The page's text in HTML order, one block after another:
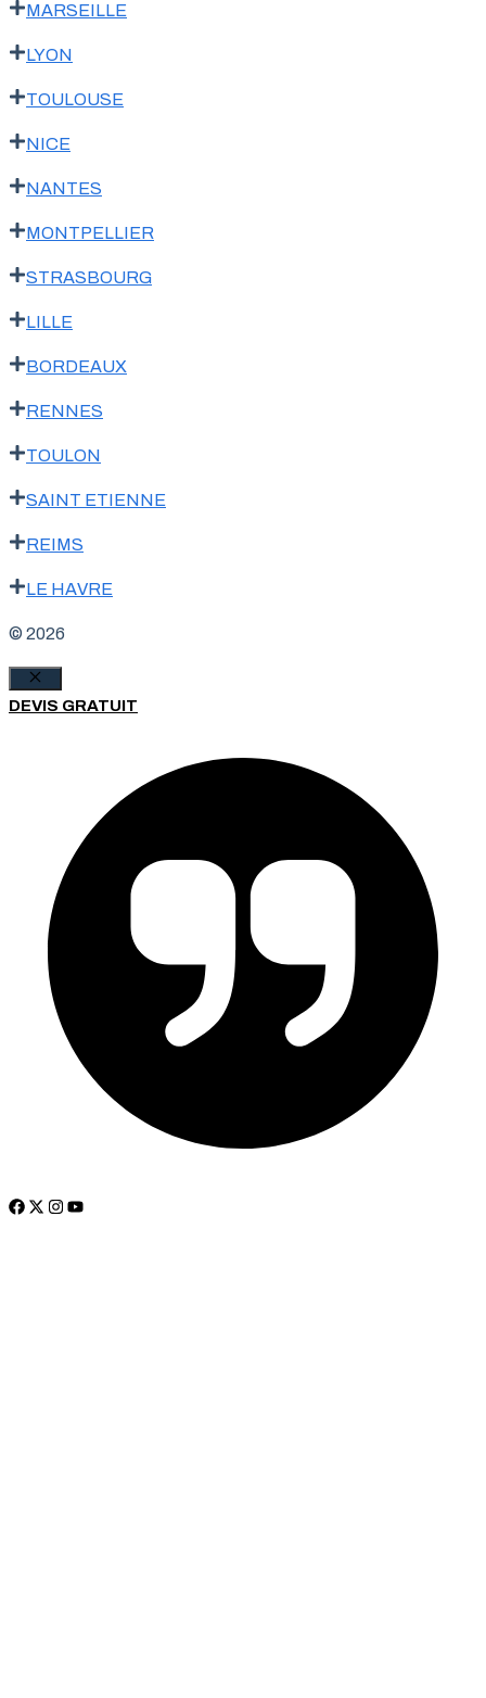
MARSEILLE
LYON
TOULOUSE
NICE
NANTES
MONTPELLIER
STRASBOURG
LILLE
BORDEAUX
RENNES
TOULON
SAINT ETIENNE
REIMS
LE HAVRE
© 2026
Fermer
DEVIS GRATUIT